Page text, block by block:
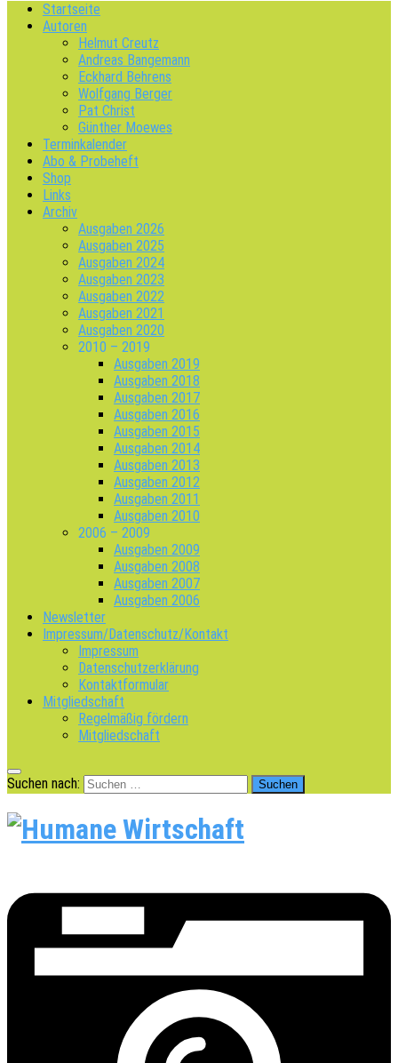
Startseite
Autoren
Helmut Creutz
Andreas Bangemann
Eckhard Behrens
Wolfgang Berger
Pat Christ
Günther Moewes
Terminkalender
Abo & Probeheft
Shop
Links
Archiv
Ausgaben 2026
Ausgaben 2025
Ausgaben 2024
Ausgaben 2023
Ausgaben 2022
Ausgaben 2021
Ausgaben 2020
2010 – 2019
Ausgaben 2019
Ausgaben 2018
Ausgaben 2017
Ausgaben 2016
Ausgaben 2015
Ausgaben 2014
Ausgaben 2013
Ausgaben 2012
Ausgaben 2011
Ausgaben 2010
2006 – 2009
Ausgaben 2009
Ausgaben 2008
Ausgaben 2007
Ausgaben 2006
Newsletter
Impressum/Datenschutz/Kontakt
Impressum
Datenschutzerklärung
Kontaktformular
Mitgliedschaft
Regelmäßig fördern
Mitgliedschaft
Suchen nach: